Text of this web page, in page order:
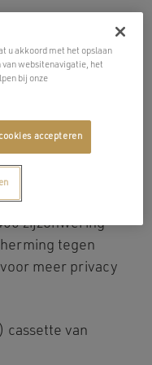
zijzonwering
tegen
meer privacy
cassette van
u akkoord met het opslaan
van websitenavigatie, het
bij onze
accepteren